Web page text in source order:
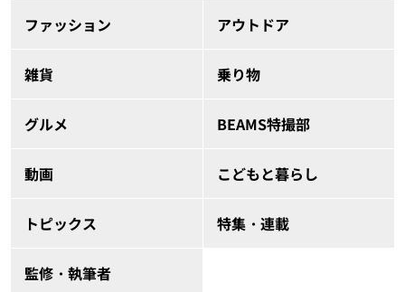
ファッション アウトドア
雑貨 乗り物
グルメ BEAMS特撮部
動画 こどもと暮らし
トピックス 特集・連載
監修・執筆者